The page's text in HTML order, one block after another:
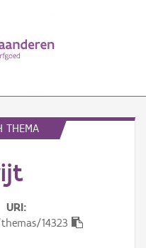
THEMA
URI
14323